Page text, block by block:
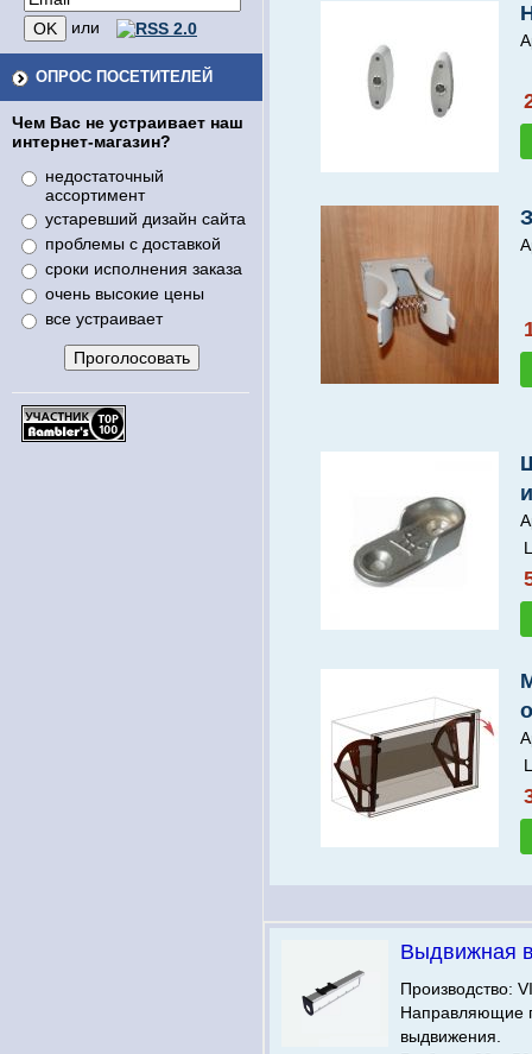
или
ОПРОС ПОСЕТИТЕЛЕЙ
Чем Вас не устраивает наш
интернет-магазин?
недостаточный
ассортимент
устаревший дизайн сайта
проблемы с доставкой
сроки исполнения заказа
очень высокие цены
все устраивает
Выдвижная
Производство:
Направляющие
выдвижения.